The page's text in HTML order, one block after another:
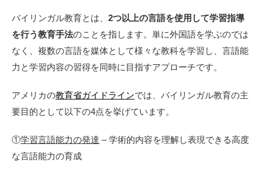
バイリンガル教育とは、 2つ以上の言語を使用して学習指導
を行う教育手法のことを指します。単に外国語を学ぶのでは
なく、複数の言語を媒体として様々な教科を学習し、言語能
力と学習内容の習得を同時に目指すアプローチです。
アメリカの教育省ガイドラインでは、バイリンガル教育の主
要目的として以下の4点を挙げています。
①学習言語能力の発達 – 学術的内容を理解し表現できる高度
な言語能力の育成